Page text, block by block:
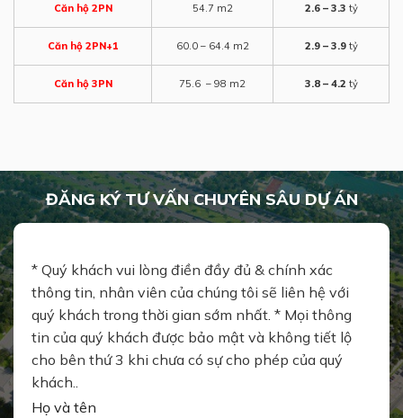
Căn hộ 2PN 54.7 m2 2.6 – 3.3 tỷ
Căn hộ 2PN+1 60.0 – 64.4 m2 2.9 – 3.9tỷ
Căn hộ 3PN 75.6 – 98 m2 3.8 – 4.2 tỷ
ĐĂNG KÝ TƯ VẤN CHUYÊN SÂU DỰ ÁN
* Quý khách vui lòng điền đầy đủ & chính xác
thông tin, nhân viên của chúng tôi sẽ liên hệ với
quý khách trong thời gian sớm nhất. * Mọi thông
tin của quý khách được bảo mật và không tiết lộ
cho bên thứ 3 khi chưa có sự cho phép của quý
khách..
Họ và tên